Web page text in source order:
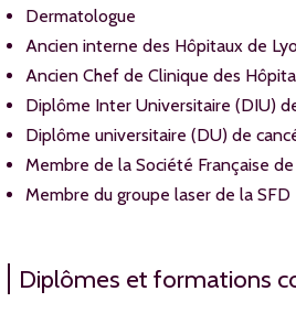
Dermatologue
Ancien interne des Hôpitaux de
Ancien Chef de Clinique des
Diplôme Inter Universitaire (DIU)
Diplôme universitaire (DU) de
Membre de la Société Française
Membre du groupe laser de la SFD
Diplômes et formations